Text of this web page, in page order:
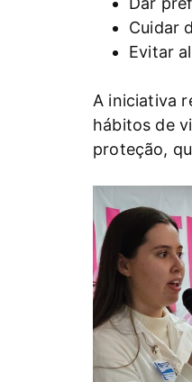
Cuidar
Evitar
A iniciativa
hábitos de
proteção,